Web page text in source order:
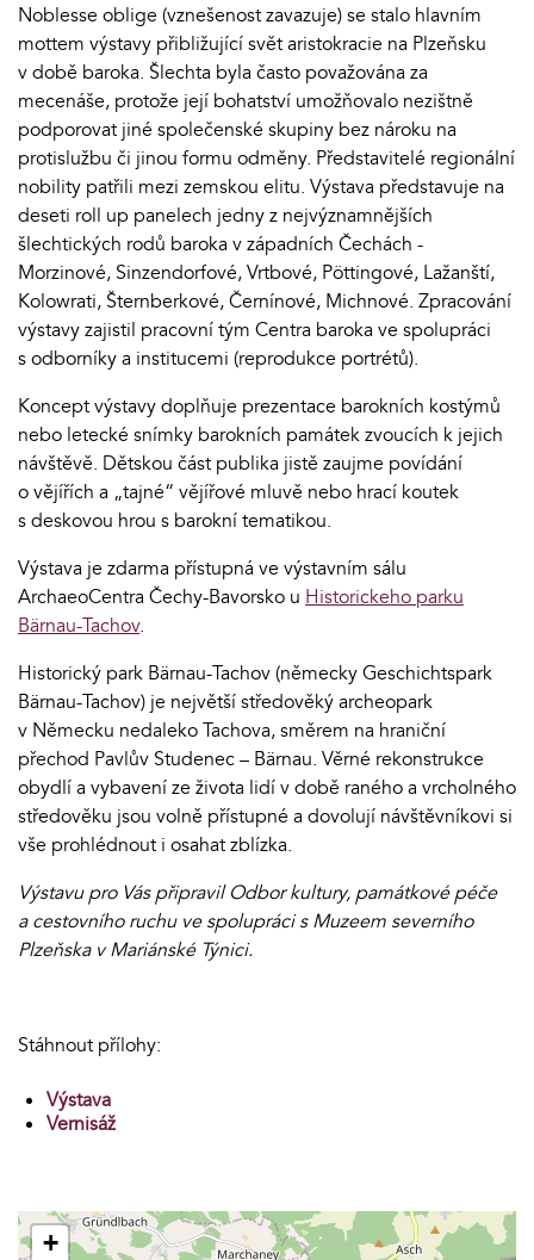
Noblesse oblige (vznešenost zavazuje) se stalo hlavním
mottem výstavy přibližující svět aristokracie na Plzeňsku
v době baroka. Šlechta byla často považována za
mecenáše, protože její bohatství umožňovalo nezištně
podporovat jiné společenské skupiny bez nároku na
protislužbu či jinou formu odměny. Představitelé regionální
nobility patřili mezi zemskou elitu. Výstava představuje na
deseti roll up panelech jedny z nejvýznamnějších
šlechtických rodů baroka v západních Čechách -
Morzinové, Sinzendorfové, Vrtbové, Pöttingové, Lažanští,
Kolowrati, Šternberkové, Černínové, Michnové. Zpracování
výstavy zajistil pracovní tým Centra baroka ve spolupráci
s odborníky a institucemi (reprodukce portrétů).
Koncept výstavy doplňuje prezentace barokních kostýmů
nebo letecké snímky barokních památek zvoucích k jejich
návštěvě. Dětskou část publika jistě zaujme povídání
o vějířích a „tajné“ vějířové mluvě nebo hrací koutek
s deskovou hrou s barokní tematikou.
Výstava je zdarma přístupná ve výstavním sálu
ArchaeoCentra Čechy-Bavorsko u Historickeho parku
Bärnau-Tachov.
Historický park Bärnau-Tachov (německy Geschichtspark
Bärnau-Tachov) je největší středověký archeopark
v Německu nedaleko Tachova, směrem na hraniční
přechod Pavlův Studenec – Bärnau. Věrné rekonstrukce
obydlí a vybavení ze života lidí v době raného a vrcholného
středověku jsou volně přístupné a dovolují návštěvníkovi si
vše prohlédnout i osahat zblízka.
Výstavu pro Vás připravil Odbor kultury, památkové péče
a cestovního ruchu ve spolupráci s Muzeem severního
Plzeňska v Mariánské Týnici.
Stáhnout přílohy:
Výstava
Vernisáž
+